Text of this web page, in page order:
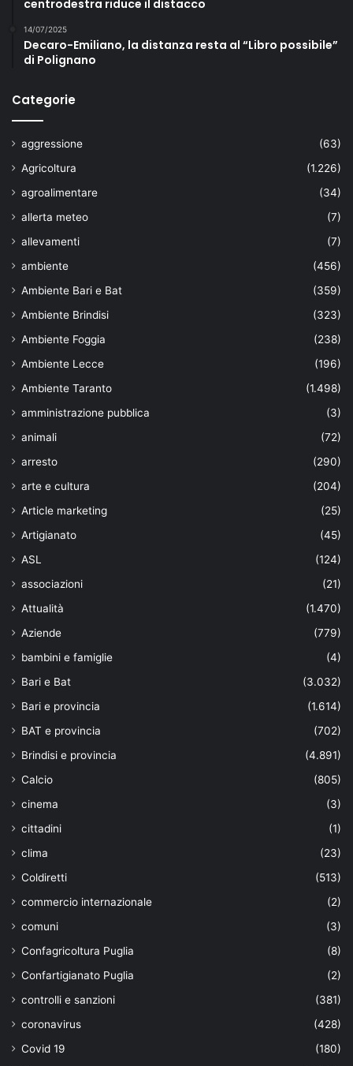
centrodestra riduce il distacco
14/07/2025
Decaro-Emiliano, la distanza resta al “Libro possibile”
di Polignano
Categorie
aggressione
(63)
Agricoltura
(1.226)
agroalimentare
(34)
allerta meteo
(7)
allevamenti
(7)
ambiente
(456)
Ambiente Bari e Bat
(359)
Ambiente Brindisi
(323)
Ambiente Foggia
(238)
Ambiente Lecce
(196)
Ambiente Taranto
(1.498)
amministrazione pubblica
(3)
animali
(72)
arresto
(290)
arte e cultura
(204)
Article marketing
(25)
Artigianato
(45)
ASL
(124)
associazioni
(21)
Attualità
(1.470)
Aziende
(779)
bambini e famiglie
(4)
Bari e Bat
(3.032)
Bari e provincia
(1.614)
BAT e provincia
(702)
Brindisi e provincia
(4.891)
Calcio
(805)
cinema
(3)
cittadini
(1)
clima
(23)
Coldiretti
(513)
commercio internazionale
(2)
comuni
(3)
Confagricoltura Puglia
(8)
Confartigianato Puglia
(2)
controlli e sanzioni
(381)
coronavirus
(428)
Covid 19
(180)